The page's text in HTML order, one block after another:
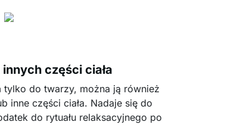
części ciała
tylko do twarzy, można ją również
inne części ciała. Nadaje się do
do rytuału relaksacyjnego po